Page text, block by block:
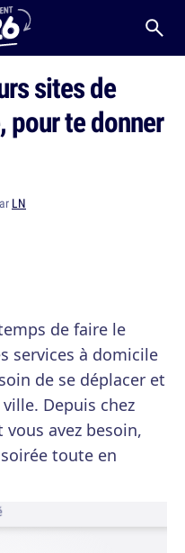
sites de
pour te donner
LN
de faire le
services à domicile
de se déplacer et
Depuis chez
avez besoin,
toute en